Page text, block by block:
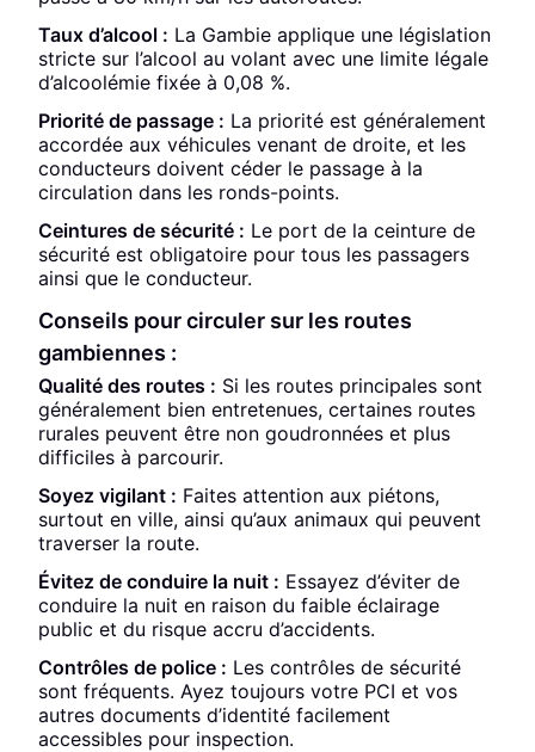
Taux d’alcool : La Gambie applique une législation
stricte sur l’alcool au volant avec une limite légale
d’alcoolémie fixée à 0,08 %.
Priorité de passage : La priorité est généralement
accordée aux véhicules venant de droite, et les
conducteurs doivent céder le passage à la
circulation dans les ronds-points.
Ceintures de sécurité : Le port de la ceinture de
sécurité est obligatoire pour tous les passagers
ainsi que le conducteur.
Conseils pour circuler sur les routes
gambiennes :
Qualité des routes : Si les routes principales sont
généralement bien entretenues, certaines routes
rurales peuvent être non goudronnées et plus
difficiles à parcourir.
Soyez vigilant : Faites attention aux piétons,
surtout en ville, ainsi qu’aux animaux qui peuvent
traverser la route.
Évitez de conduire la nuit : Essayez d’éviter de
conduire la nuit en raison du faible éclairage
public et du risque accru d’accidents.
Contrôles de police : Les contrôles de sécurité
sont fréquents. Ayez toujours votre PCI et vos
autres documents d’identité facilement
accessibles pour inspection.